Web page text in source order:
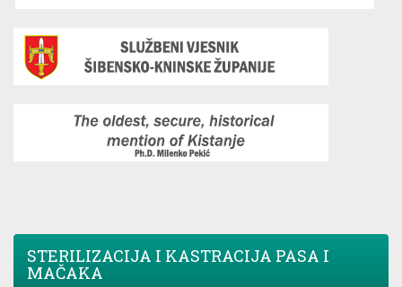
STERILIZACIJA I KASTRACIJA PASA I
MAČAKA